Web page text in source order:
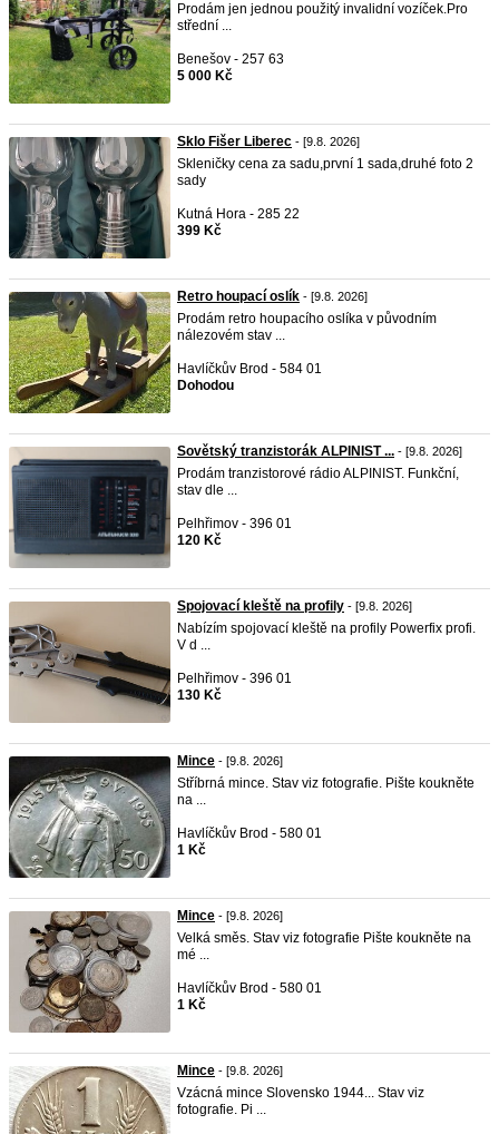
Prodám jen jednou použitý invalidní vozíček.Pro
střední ...
Benešov - 257 63
5 000 Kč
Sklo Fišer Liberec - [9.8. 2026]
Skleničky cena za sadu,první 1 sada,druhé foto 2
sady
Kutná Hora - 285 22
399 Kč
Retro houpací oslík - [9.8. 2026]
Prodám retro houpacího oslíka v původním
nálezovém stav ...
Havlíčkův Brod - 584 01
Dohodou
Sovětský tranzistorák ALPINIST ... - [9.8. 2026]
Prodám tranzistorové rádio ALPINIST. Funkční,
stav dle ...
Pelhřimov - 396 01
120 Kč
Spojovací kleště na profily - [9.8. 2026]
Nabízím spojovací kleště na profily Powerfix profi.
V d ...
Pelhřimov - 396 01
130 Kč
Mince - [9.8. 2026]
Stříbrná mince. Stav viz fotografie. Pište koukněte
na ...
Havlíčkův Brod - 580 01
1 Kč
Mince - [9.8. 2026]
Velká směs. Stav viz fotografie Pište koukněte na
mé ...
Havlíčkův Brod - 580 01
1 Kč
Mince - [9.8. 2026]
Vzácná mince Slovensko 1944... Stav viz
fotografie. Pi ...